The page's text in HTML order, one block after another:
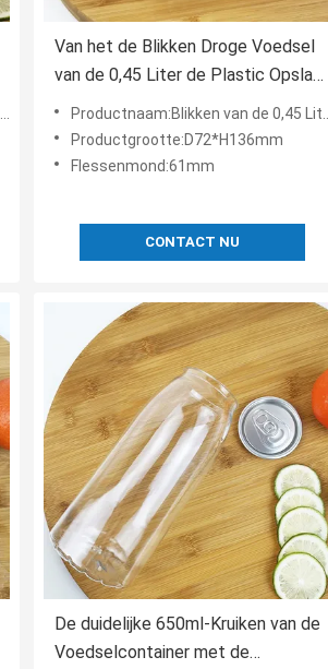
Van het de Blikken Droge Voedsel
van de 0,45 Liter de Plastic Opslag
Plastic Flessen met Onverwachte
Deksels
Productnaam:Blikken van de 0,45 Liter de Plastic Opslag
Productgrootte:D72*H136mm
Flessenmond:61mm
CONTACT NU
De duidelijke 650ml-Kruiken van de
Voedselcontainer met de